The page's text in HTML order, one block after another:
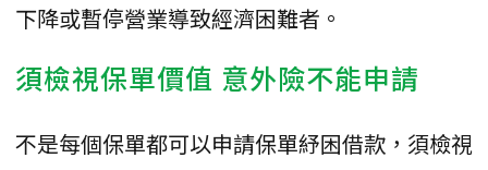
下降或暫停營業導致經濟困難者。
須檢視保單價值 意外險不能申請
不是每個保單都可以申請保單紓困借款，須檢視